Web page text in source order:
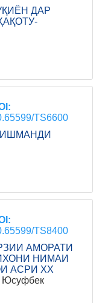
ДАР
TS6600
TS8400
АМОРАТИ
НИМАИ
АСРИ XX
Юсуфбек